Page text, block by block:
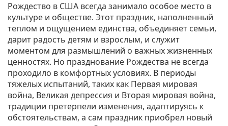
Рождество в США всегда занимало особое место в
культуре и обществе. Этот праздник, наполненный
теплом и ощущением единства, объединяет семьи,
дарит радость детям и взрослым, и служит
моментом для размышлений о важных жизненных
ценностях. Но празднование Рождества не всегда
проходило в комфортных условиях. В периоды
тяжелых испытаний, таких как Первая мировая
война, Великая депрессия и Вторая мировая война,
традиции претерпели изменения, адаптируясь к
обстоятельствам, а сам праздник приобрел новый